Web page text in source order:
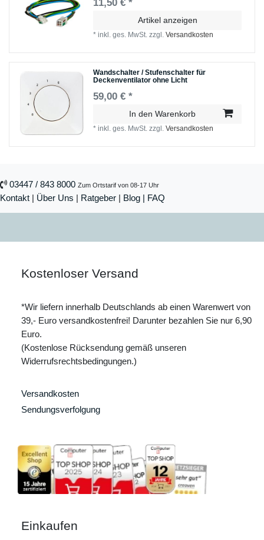
11,50 € *
Artikel anzeigen
*inkl. ges. MwSt. zzgl.Versandkosten
Wandschalter / Stufenschalter für
Deckenventilator ohne Licht
59,00 € *
In den Warenkorb
*inkl. ges. MwSt. zzgl.Versandkosten
03447 / 843 8000 Zum Ortstarif von 08-17 Uhr
Kontakt | Über Uns | Ratgeber | Blog | FAQ
Kostenloser Versand
*Wir liefern innerhalb Deutschlands ab einen Warenwert von
39,- Euro versandkostenfrei! Darunter bezahlen Sie nur 6,90
Euro.
(Kostenlose Rücksendung gemäß unseren
Widerrufsrechtsbedingungen.)
Versandkosten
Sendungsverfolgung
Einkaufen